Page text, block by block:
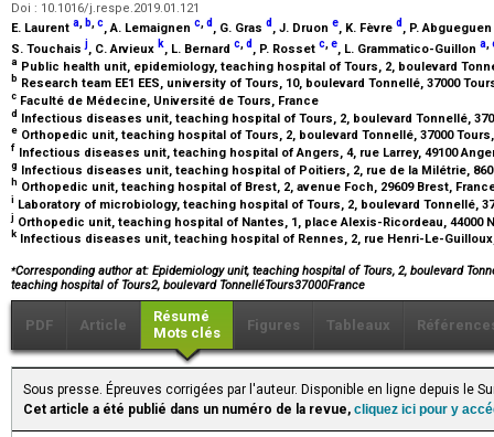
Doi : 10.1016/j.respe.2019.01.121
E. Laurent a b c, A. Lemaignen c d , G. Gras d , J. Druon e, K. Fèvre d , P. Abgueguen
S. Touchaisj, C. Arvieux k, L. Bernard c d , P. Rosset c e, L. Grammatico-Guillon a
a Public health unit, epidemiology, teaching hospital of Tours, 2, boulevard
b Research team EE1 EES, university of Tours, 10, boulevard Tonnellé, 37000
c Faculté de Médecine, Université de Tours, France
d Infectious diseases unit, teaching hospital of Tours, 2, boulevard Tonnellé,
e Orthopedic unit, teaching hospital of Tours, 2, boulevard Tonnellé, 37000
f Infectious diseases unit, teaching hospital of Angers, 4, rue Larrey, 49100
g Infectious diseases unit, teaching hospital of Poitiers, 2, rue de la Milétrie,
h Orthopedic unit, teaching hospital of Brest, 2, avenue Foch, 29609 Brest,
i Laboratory of microbiology, teaching hospital of Tours, 2, boulevard Tonnellé,
j Orthopedic unit, teaching hospital of Nantes, 1, place Alexis-Ricordeau, 44000
k Infectious diseases unit, teaching hospital of Rennes, 2, rue Henri-Le-
⁎Corresponding author at: Epidemiology unit, teaching hospital of Tours, 2, boulevard
teaching hospital of Tours2, boulevard TonnelléTours37000France
PDF Article
Résumé
Mots clés
Figures Tableaux
Sous presse. Épreuves corrigées par l'auteur. Disponible en ligne depuis le
Cet article a été publié dans un numéro de la revue, cliquez ici pour y